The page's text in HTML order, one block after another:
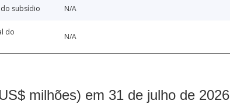
subsídio N/A
do
N/A
milhões) em 31 de julho de 2026